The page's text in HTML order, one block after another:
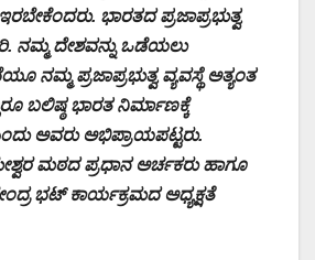
ಭಾರತದ ಪ್ರಜಾಪ್ರಭುತ್ವ
ನಮ್ಮ ದೇಶವನ್ನು ಒಡೆಯಲು
ನಮ್ಮ ಪ್ರಜಾಪ್ರಭುತ್ವ ವ್ಯವಸ್ಥೆ ಅತ್ಯಂತ
ಬಲಿಷ್ಠ ಭಾರತ ನಿರ್ಮಾಣಕ್ಕೆ
ಅವರು ಅಭಿಪ್ರಾಯಪಟ್ಟರು.
ಮಠದ ಪ್ರಧಾನ ಅರ್ಚಕರು ಹಾಗೂ
ಭಟ್ ಕಾರ್ಯಕ್ರಮದ ಅಧ್ಯಕ್ಷತೆ